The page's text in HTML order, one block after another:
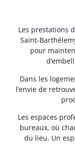
Les prestations
Saint-
pour
Dans les
l’envie de
Les espaces
bureaux, où
du lieu. Un